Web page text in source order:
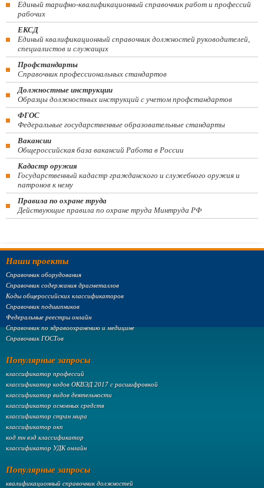
Единый тарифно-квалификационный справочник работ и профессий
рабочих
ЕКСД
Единый квалификационный справочник должностей руководителей,
специалистов и служащих
Профстандарты
Справочник профессиональных стандартов
Должностные инструкции
Образцы должностных инструкций с учетом профстандартов
ФГОС
Федеральные государственные образовательные стандарты
Вакансии
Общероссийская база вакансий Работа в России
Кадастр оружия
Государственный кадастр гражданского и служебного оружия и
патронов к нему
Правила по охране труда
Действующие правила по охране труда Минтруда РФ
Наши проекты
Справочник оборудования
Справочник содержания драгметаллов
Коды общероссийских классификаторов
Справочник подшипников
Федеральные реестры онлайн
Справочник по здравоохранению и медицине
Справочник ГОСТов
Популярные запросы
классификатор профессий
классификатор кодов ОКВЭД 2017 с расшифровкой
классификатор видов деятельности
классификатор основных средств
классификатор стран мира
классификатор окп
код тн вэд классификатор
классификатор УДК онлайн
Популярные запросы
квалификационный справочник должностей